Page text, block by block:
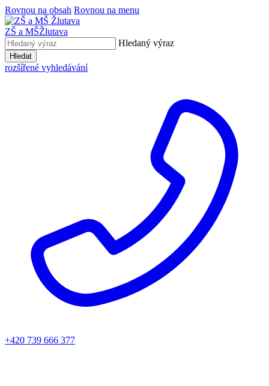
Rovnou na obsah Rovnou na menu
ZŠ a MŠŽlutava
Hledaný výraz
Hledat
rozšířené vyhledávání
+420 739 666 377